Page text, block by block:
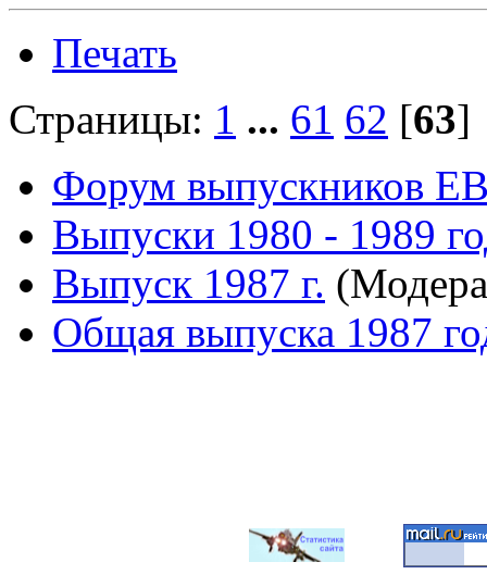
Печать
Страницы: 1 ... 61 62 [63
Форум выпускников
Выпуски 1980 - 1989
Выпуск 1987 г.
Общая выпуска 1987